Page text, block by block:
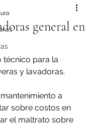
general en
técnico para la
y lavadoras.
a
sobre costos en
el maltrato sobre